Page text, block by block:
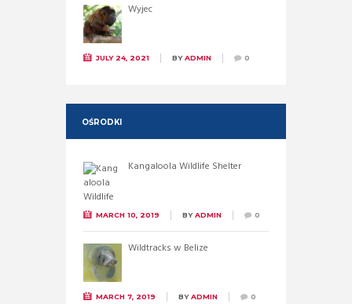
Wyjec
JULY 24, 2021 BYADMIN 0
OŚRODKI
Kangaloola Wildlife Shelter
MARCH 10, 2019 BYADMIN 0
Wildtracks w Belize
MARCH 7, 2019 BYADMIN 0